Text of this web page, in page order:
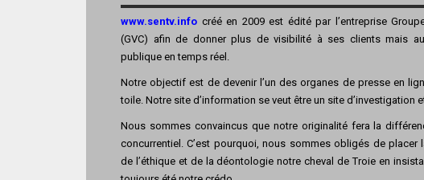
www.sentv.info créé en 2009 est édité par l’entreprise
(GVC) afin de donner plus de visibilité à ses clients mais
publique en temps réel.
Notre objectif est de devenir l’un des organes de presse en
toile. Notre site d’information se veut être un site d’investigation
Nous sommes convaincus que notre originalité fera la
concurrentiel. C’est pourquoi, nous sommes obligés de placer
de l’éthique et de la déontologie notre cheval de Troie en